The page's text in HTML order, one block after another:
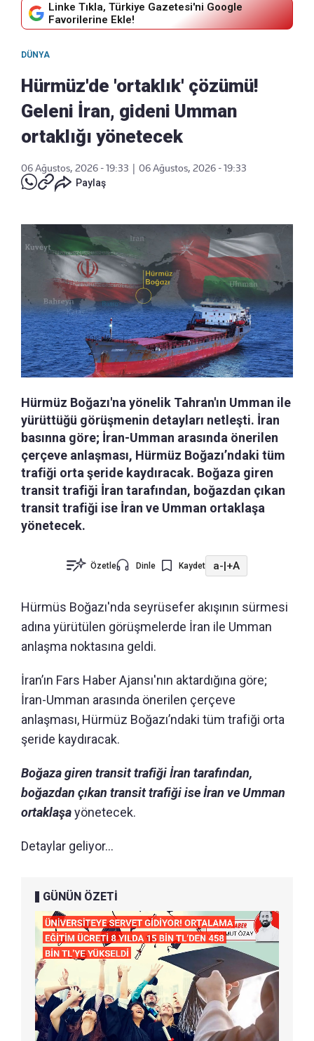
Linke Tıkla, Türkiye Gazetesi'ni Google
Favorilerine Ekle!
DÜNYA
Hürmüz'de 'ortaklık' çözümü!
Geleni İran, gideni Umman
ortaklığı yönetecek
06 Ağustos, 2026 - 19:33
06 Ağustos, 2026 - 19:33
Paylaş
Hürmüz Boğazı'na yönelik Tahran'ın Umman ile
yürüttüğü görüşmenin detayları netleşti. İran
basınna göre; İran-Umman arasında önerilen
çerçeve anlaşması, Hürmüz Boğazı’ndaki tüm
trafiği orta şeride kaydıracak. Boğaza giren
transit trafiği İran tarafından, boğazdan çıkan
transit trafiği ise İran ve Umman ortaklaşa
yönetecek.
Özetle Dinle Kaydet a-|+A
Hürmüs Boğazı'nda seyrüsefer akışının sürmesi
adına yürütülen görüşmelerde İran ile Umman
anlaşma noktasına geldi.
İran’ın Fars Haber Ajansı'nın aktardığına göre;
İran-Umman arasında önerilen çerçeve
anlaşması, Hürmüz Boğazı’ndaki tüm trafiği orta
şeride kaydıracak.
Boğaza giren transit trafiği İran tarafından,
boğazdan çıkan transit trafiği ise İran ve Umman
ortaklaşayönetecek.
Detaylar geliyor...
GÜNÜN ÖZETİ